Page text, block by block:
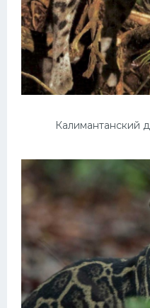
Калимантанский